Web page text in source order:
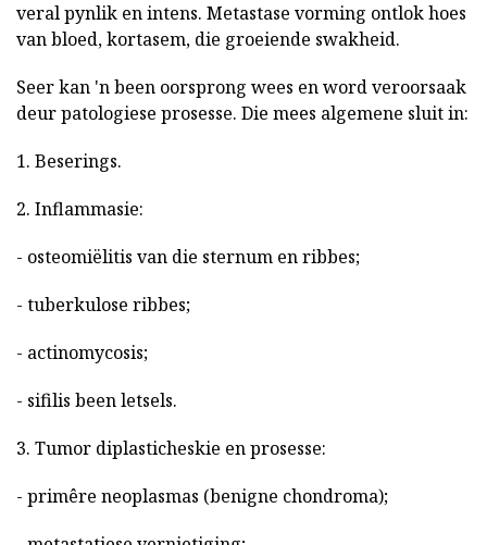
veral pynlik en intens. Metastase vorming ontlok hoes
van bloed, kortasem, die groeiende swakheid.
Seer kan 'n been oorsprong wees en word veroorsaak
deur patologiese prosesse. Die mees algemene sluit in:
1. Beserings.
2. Inflammasie:
- osteomiëlitis van die sternum en ribbes;
- tuberkulose ribbes;
- actinomycosis;
- sifilis been letsels.
3. Tumor diplasticheskie en prosesse:
- primêre neoplasmas (benigne chondroma);